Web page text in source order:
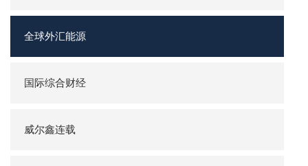
全球外汇能源
国际综合财经
威尔鑫连载